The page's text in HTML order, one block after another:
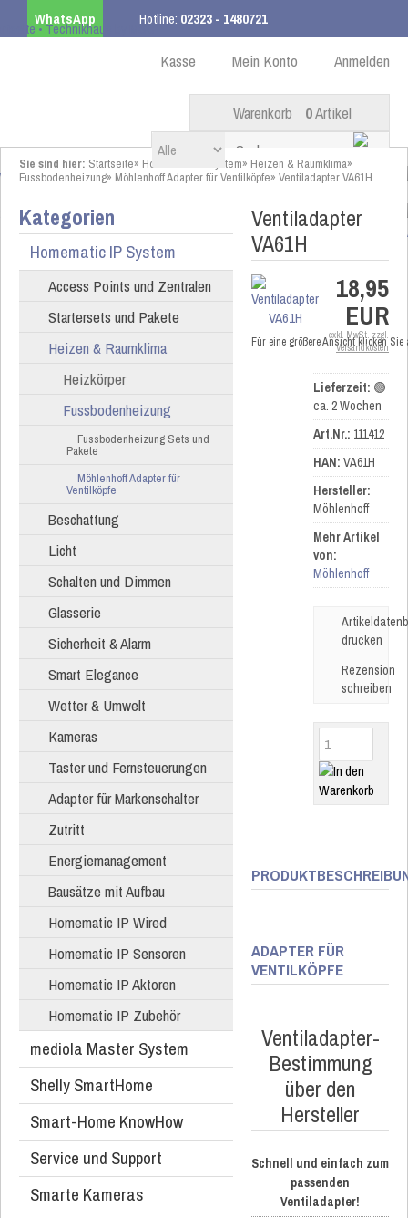
WhatsApp Hotline: 02323 - 1480721
ab 99,00 € innerhalb DE Anmelden
Mein Konto
Kasse
Warenkorb 0Artikel
Sie sind hier: Startseite» Homematic IP System» Heizen & Raumklima»
Fussbodenheizung» Möhlenhoff Adapter für Ventilköpfe» Ventiladapter VA61H
Kategorien
Homematic IP System
Access Points und Zentralen
Startersets und Pakete
Heizen & Raumklima
Heizkörper
Fussbodenheizung
Fussbodenheizung Sets und
Pakete
Möhlenhoff Adapter für
Ventilköpfe
Beschattung
Licht
Schalten und Dimmen
Glasserie
Sicherheit & Alarm
Smart Elegance
Wetter & Umwelt
Kameras
Taster und Fernsteuerungen
Adapter für Markenschalter
Zutritt
Energiemanagement
Bausätze mit Aufbau
Homematic IP Wired
Homematic IP Sensoren
Homematic IP Aktoren
Homematic IP Zubehör
mediola Master System
Shelly SmartHome
Smart-Home KnowHow
Service und Support
Smarte Kameras
Ventiladapter
VA61H
Für eine größere Ansicht klicken
18,95
EUR
exkl. MwSt. zzgl.
Versandkosten
Lieferzeit: 🟢
ca. 2 Wochen
Art.Nr.: 111412
HAN: VA61H
Hersteller:
Möhlenhoff
Mehr Artikel
von:
Möhlenhoff
drucken
Rezension
schreiben
ADAPTER FÜR
VENTILKÖPFE
Ventiladapter-
Bestimmung
über den
Hersteller
Schnell und einfach zum
passenden
Ventiladapter!